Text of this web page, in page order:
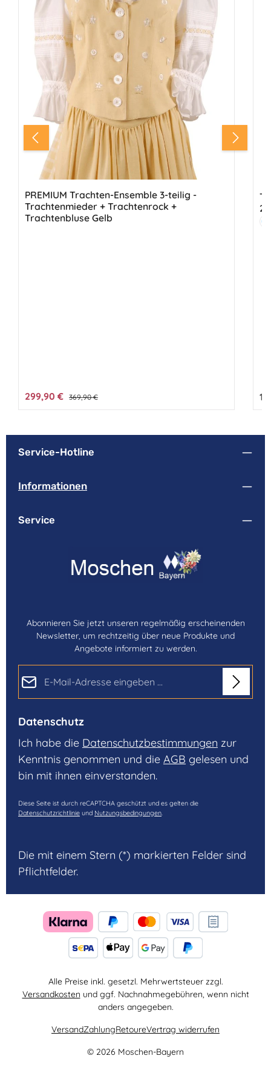
PREMIUM Trachten-Ensemble 3-teilig -
Trachtenmieder + Trachtenrock +
Trachtenbluse Gelb
Verkaufspreis:
299,90 € Regulärer Preis:
369,90 €
2-
Service-Hotline
Informationen
Service
Abonnieren Sie jetzt unseren regelmäßig erscheinenden
Newsletter, um rechtzeitig über neue Produkte und
Angebote informiert zu werden.
Datenschutz
Ich habe die Datenschutzbestimmungen zur
Kenntnis genommen und die AGB gelesen und
bin mit ihnen einverstanden.
Diese Seite ist durch reCAPTCHA geschützt und es gelten die
Datenschutzrichtlinie und Nutzungsbedingungen.
Die mit einem Stern (*) markierten Felder sind
Pflichtfelder.
Alle Preise inkl. gesetzl. Mehrwertsteuer zzgl.
Versandkosten und ggf. Nachnahmegebühren, wenn nicht
anders angegeben.
© 2026 Moschen-Bayern
VersandZahlungRetoureVertrag widerrufen